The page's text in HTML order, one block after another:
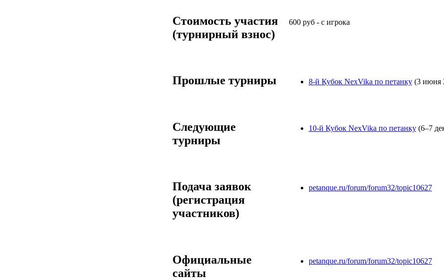
Стоимость участия
(турнирный взнос)
600 руб- с игрока
Прошлые турниры 8-й Кубок NexVika по петанку (3 июня
Следующие
турниры
10-й Кубок NexVika по петанку (6–7
Подача заявок
(регистрация
участников)
petanque.ru/forum/forum32/topic10627
Официальные
сайты
petanque.ru/forum/forum32/topic10627